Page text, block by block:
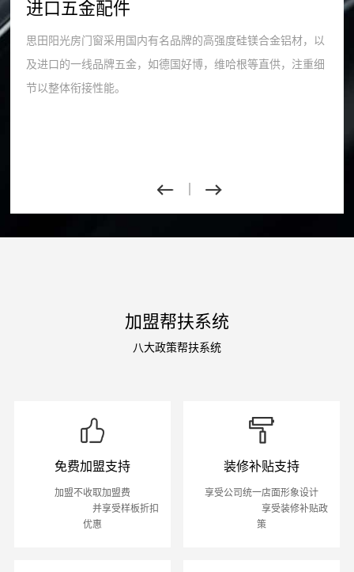
进口五金配件
思田阳光房门窗采用国内有名品牌的高强度硅镁合金铝材，以
及进口的一线品牌五金，如德国好博，维哈根等直供，注重细
节以整体衔接性能。
加盟帮扶系统
八大政策帮扶系统
免费加盟支持
加盟不收取加盟费
优惠
装修补贴支持
享受公司统一店面形象设计
                            享受装修补贴政
策